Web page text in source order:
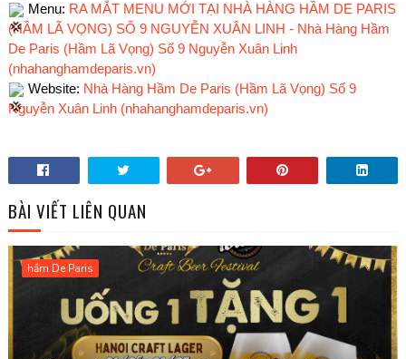
Menu: RA MẮT MENU MỚI TẠI NHÀ HÀNG HẦM DE PARIS
(HẦM LÃ VỌNG) SỐ 9 NGUYỄN XUÂN LINH - Nhà Hàng Hầm
De Paris (Hầm Lã Vọng) Số 9 Nguyễn Xuân Linh
(nhahanghamdeparis.vn)
Website: Nhà Hàng Hầm De Paris (Hầm Lã Vọng) Số 9
Nguyễn Xuân Linh (nhahanghamdeparis.vn)
BÀI VIẾT LIÊN QUAN
hầm De Paris